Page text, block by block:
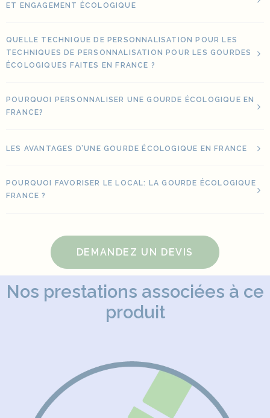
ET ENGAGEMENT ÉCOLOGIQUE
QUELLE TECHNIQUE DE PERSONNALISATION POUR LES
TECHNIQUES DE PERSONNALISATION POUR LES GOURDES
ÉCOLOGIQUES FAITES EN FRANCE ?
POURQUOI PERSONNALISER UNE GOURDE ÉCOLOGIQUE EN
FRANCE?
LES AVANTAGES D’UNE GOURDE ÉCOLOGIQUE EN FRANCE
POURQUOI FAVORISER LE LOCAL: LA GOURDE ÉCOLOGIQUE
FRANCE ?
DEMANDEZ UN DEVIS
Nos prestations associées à ce
produit